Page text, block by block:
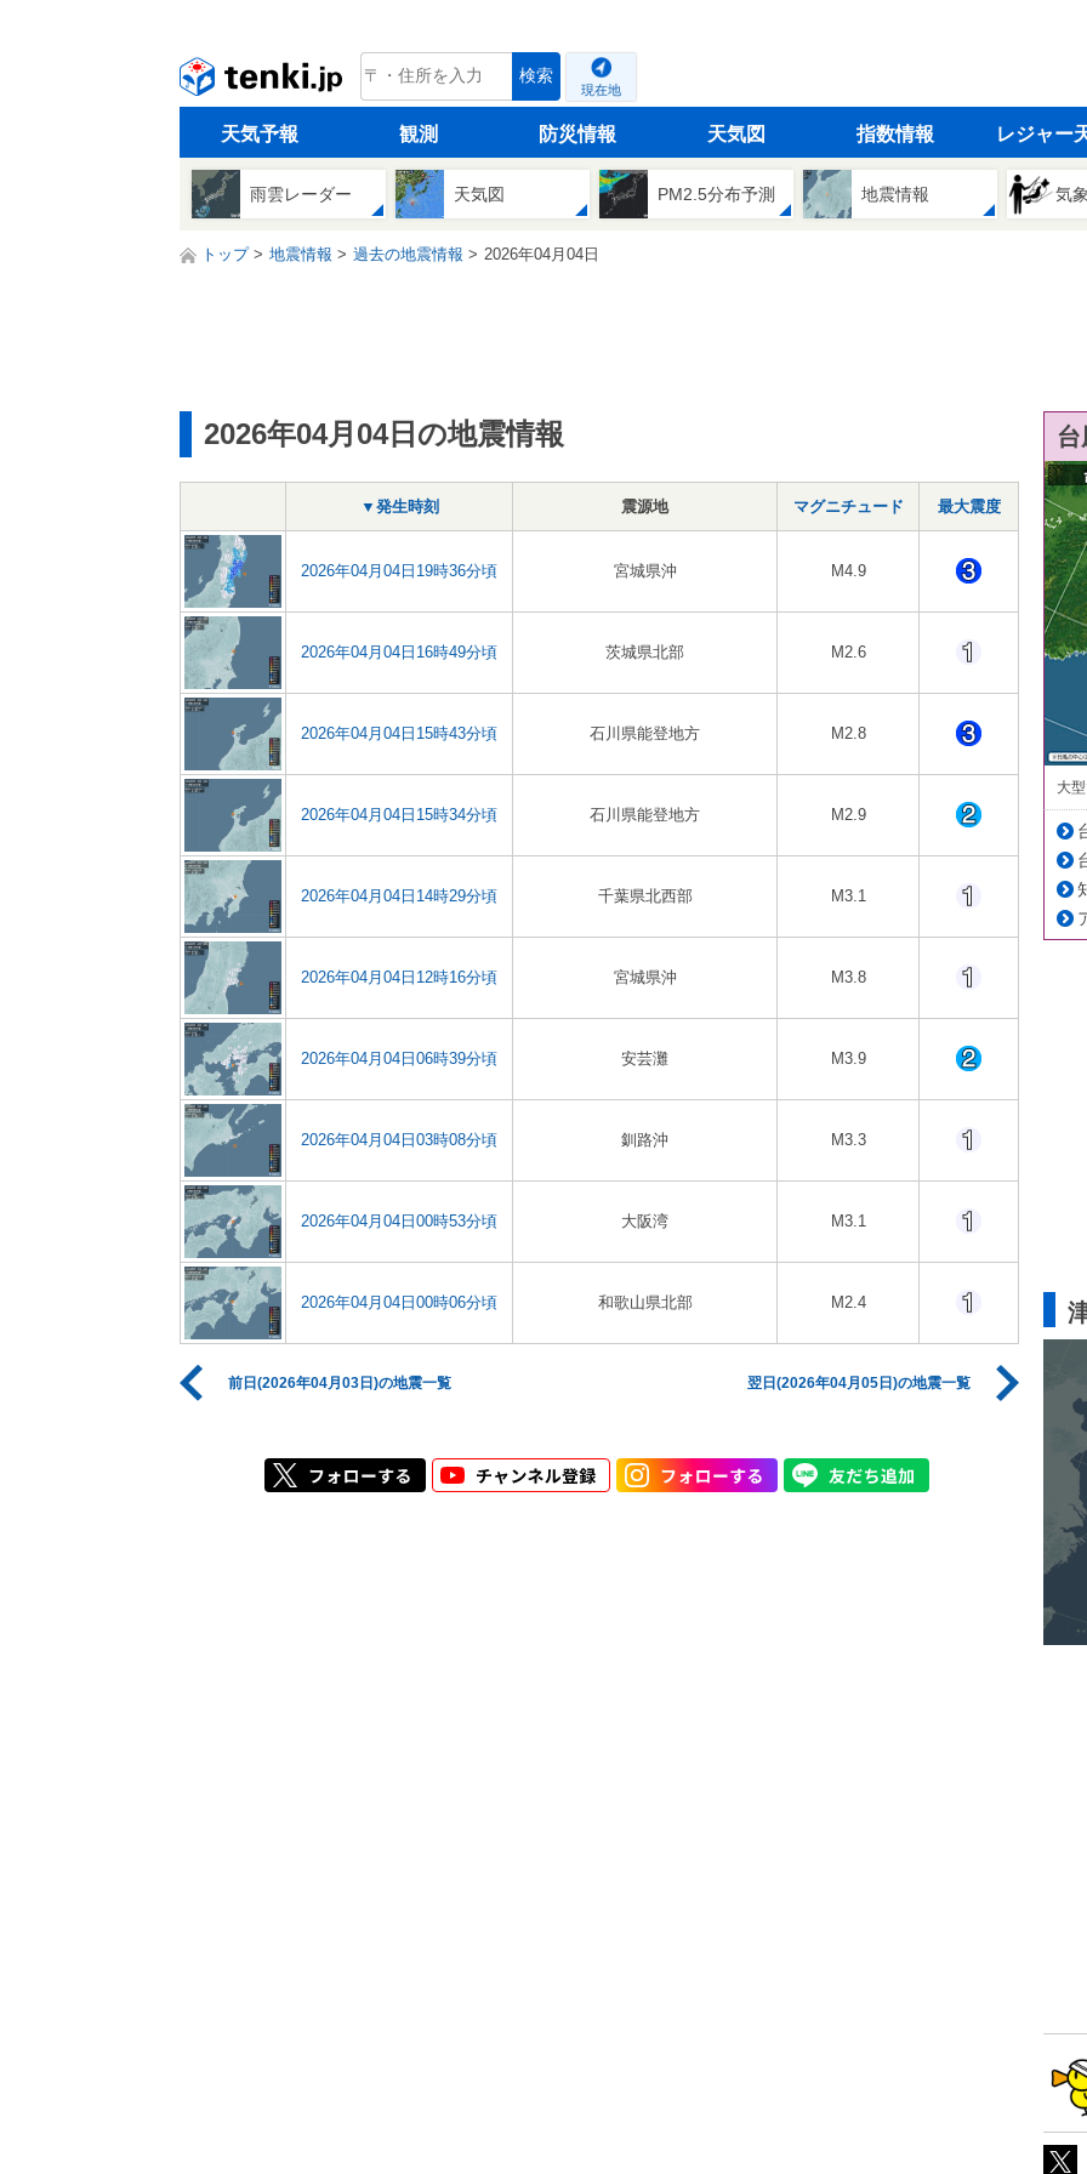
tenki.jp 検索
現在地
天気予報 観測 防災情報 天気図 指数情報 レジャー
雨雲レーダー 天気図 PM2.5分布予測 地震情報 気
トップ 地震情報 過去の地震情報 2026年04月04日
2026年04月04日の地震情報
▼発生時刻 震源地 マグニチュード 最大震度
2026年04月04日19時36分頃 宮城県沖 M4.9
2026年04月04日16時49分頃 茨城県北部 M2.6
2026年04月04日15時43分頃 石川県能登地方 M2.8
2026年04月04日15時34分頃 石川県能登地方 M2.9
2026年04月04日14時29分頃 千葉県北西部 M3.1
2026年04月04日12時16分頃 宮城県沖 M3.8
2026年04月04日06時39分頃 安芸灘 M3.9
2026年04月04日03時08分頃 釧路沖 M3.3
2026年04月04日00時53分頃 大阪湾 M3.1
2026年04月04日00時06分頃 和歌山県北部 M2.4
前日(2026年04月03日)の地震一覧 翌日(2026年04月05日)の地震一覧
大